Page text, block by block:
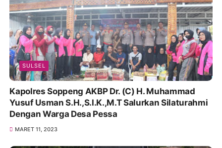
SULSEL
Kapolres Soppeng AKBP Dr. (C) H. Muhammad
Yusuf Usman S.H.,S.I.K.,M.T Salurkan Silaturahmi
Dengan Warga Desa Pessa
MARET 11, 2023